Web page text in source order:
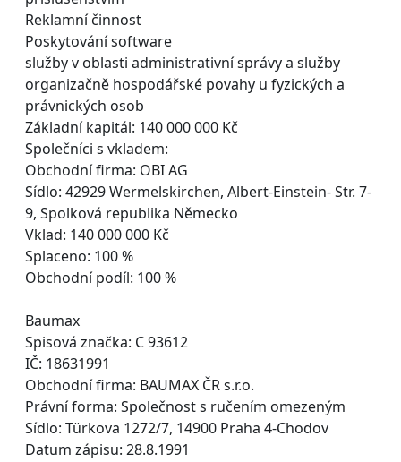
Reklamní činnost
Poskytování software
služby v oblasti administrativní správy a služby
organizačně hospodářské povahy u fyzických a
právnických osob
Základní kapitál: 140 000 000 Kč
Společníci s vkladem:
Obchodní firma: OBI AG
Sídlo: 42929 Wermelskirchen, Albert-Einstein- Str. 7-
9, Spolková republika Německo
Vklad: 140 000 000 Kč
Splaceno: 100 %
Obchodní podíl: 100 %
Baumax
Spisová značka: C 93612
IČ: 18631991
Obchodní firma: BAUMAX ČR s.r.o.
Právní forma: Společnost s ručením omezeným
Sídlo: Türkova 1272/7, 14900 Praha 4-Chodov
Datum zápisu: 28.8.1991